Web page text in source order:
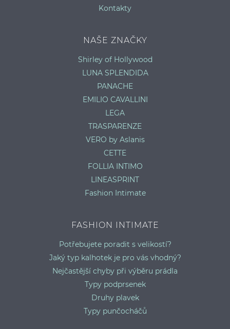
Kontakty
NAŠE ZNAČKY
Shirley of Hollywood
LUNA SPLENDIDA
PANACHE
EMILIO CAVALLINI
LEGA
TRASPARENZE
VERO by Aslanis
CETTE
FOLLIA INTIMO
LINEASPRINT
Fashion Intimate
FASHION INTIMATE
Potřebujete poradit s velikostí?
Jaký typ kalhotek je pro vás vhodný?
Nejčastější chyby při výběru prádla
Typy podprsenek
Druhy plavek
Typy punčocháčů